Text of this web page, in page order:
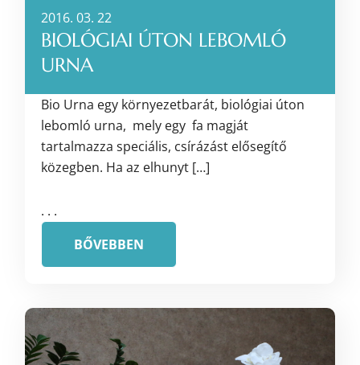
2016. 03. 22
BIOLÓGIAI ÚTON LEBOMLÓ
URNA
Bio Urna egy környezetbarát, biológiai úton
lebomló urna, mely egy fa magját
tartalmazza speciális, csírázást elősegítő
közegben. Ha az elhunyt […]
. . .
BŐVEBBEN